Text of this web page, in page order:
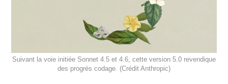
Suivant la voie initiée Sonnet 4.5 et 4.6, cette version 5.0 revendique
des progrès codage. (Crédit Anthropic)